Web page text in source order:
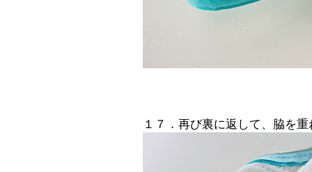
１７．再び裏に返して、脇を